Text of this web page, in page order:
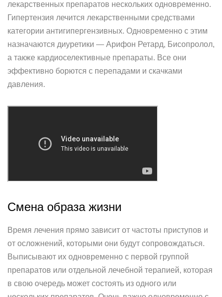
лекарственных препаратов нескольких одновременно.
Гипертензия лечится лекарственными средствами
категории антигипергензивных. Одновременно с этим
назначаются диуретики — Арифон Ретард, Бисопролол,
а также кардиоселективные препараты. Все они
эффективно борются с перепадами и скачками
давления.
Смена образа жизни
Время лечения прямо зависит от частоты приступов и
от осложнений, которыми они будут сопровождаться.
Выписывают их одновременно с первой группой
препаратов или отдельной лечебной терапией, которая
в свою очередь может состоять из одного или